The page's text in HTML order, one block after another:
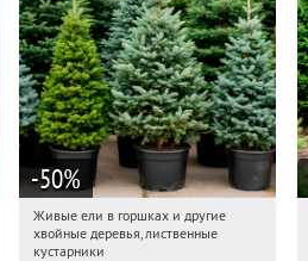
-50%
15:08:06 Получили:
Московская обл., г. Химки,
Живые ели в горшках и другие
хвойные деревья, лиственные
кустарники